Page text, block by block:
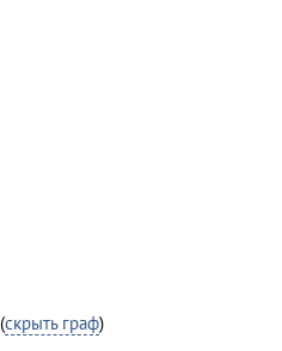
(скрыть граф)